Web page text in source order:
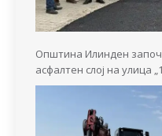
Општина Илинден
асфалтен слој на улица